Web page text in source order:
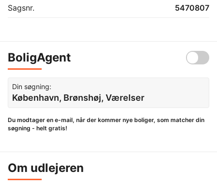
Sagsnr.
5470807
BoligAgent
Din søgning:
København, Brønshøj, Værelser
Du modtager en e-mail, når der kommer nye boliger, som matcher din
søgning - helt gratis!
Om udlejeren